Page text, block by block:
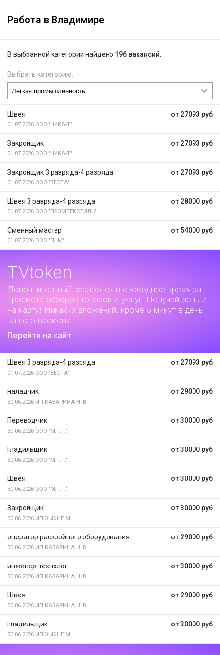
Работа в Владимире
В выбранной категории найдено 196 вакансий
Выбрать категорию:
от 27093 руб
Швея
01.07.2026 ООО "НИКА-Т"
от 27093 руб
Закройщик
01.07.2026 ООО "НИКА-Т"
от 27093 руб
Закройщик 3 разряда-4 разряда
01.07.2026 ООО "ВЕСТА"
от 28000 руб
Швея 3 разряда-4 разряда
01.07.2026 ООО "ПРОМТЕКСТИЛЬ"
от 54000 руб
Сменный мастер
01.07.2026 ООО "ПНМ"
TVtoken
Дополнительный заработок в свободное время за
просмотр обзоров товаров и услуг. Получай деньги
на карту! Никаких вложений, кроме 5 минут в день
вашего времени!
Перейти на сайт
от 27093 руб
Швея 3 разряда-4 разряда
01.07.2026 ООО "ВЕСТА"
от 29000 руб
наладчик
30.06.2026 ИП КАЗАРИНА Н. В.
от 30000 руб
Переводчик
30.06.2026 ООО "М.Т.Т."
от 30000 руб
Гладильщик
30.06.2026 ООО "М.Т.Т."
от 30000 руб
Швея
30.06.2026 ООО "М.Т.Т."
от 30000 руб
Закройщик
30.06.2026 ИП ЗЫОНГ М.
от 29000 руб
оператор раскройного оборудования
30.06.2026 ИП КАЗАРИНА Н. В.
от 30000 руб
инженер-технолог
30.06.2026 ИП КАЗАРИНА Н. В.
от 29000 руб
Швея
30.06.2026 ИП КАЗАРИНА Н. В.
от 30000 руб
гладильщик
30.06.2026 ИП ЗЫОНГ М.